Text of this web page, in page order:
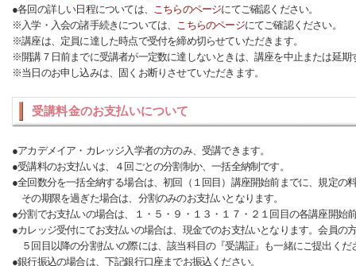
●各回の詳しい日程については、 こちらのページにてご確認ください。
※入学・入会の諸手続きについては、 こちらのページにてご確認ください。
※講座は、定員に達した時点で受付を締め切らせていただきます。
※開講７日前までに受講者が一定数に達しないときは、講座を中止または延期
※当日のお申し込みは、固くお断りさせていただきます。
受講料金のお支払いについて
●アカデメイア・カレッジ入学者の方のみ、受講できます。
●受講料のお支払いは、４回ごとの分割制か、一括全納制です。
●全回数分を一括全納する場合は、初回（１回目）講座開始前までに、規定の
その期限を過ぎた場合は、分割のみのお支払いとなります。
●分割でお支払いの場合は、１・５・９・１３・１７・２１回目の各講座開始
●カレッジ受付にてお支払いの場合は、現金でのお支払いとなります。会員の
５回目以降の分割払いの際には、該当科目の『受講証』も一緒にご提出くだ
●銀行振込の場合は、下記銀行口座までお振込ください。